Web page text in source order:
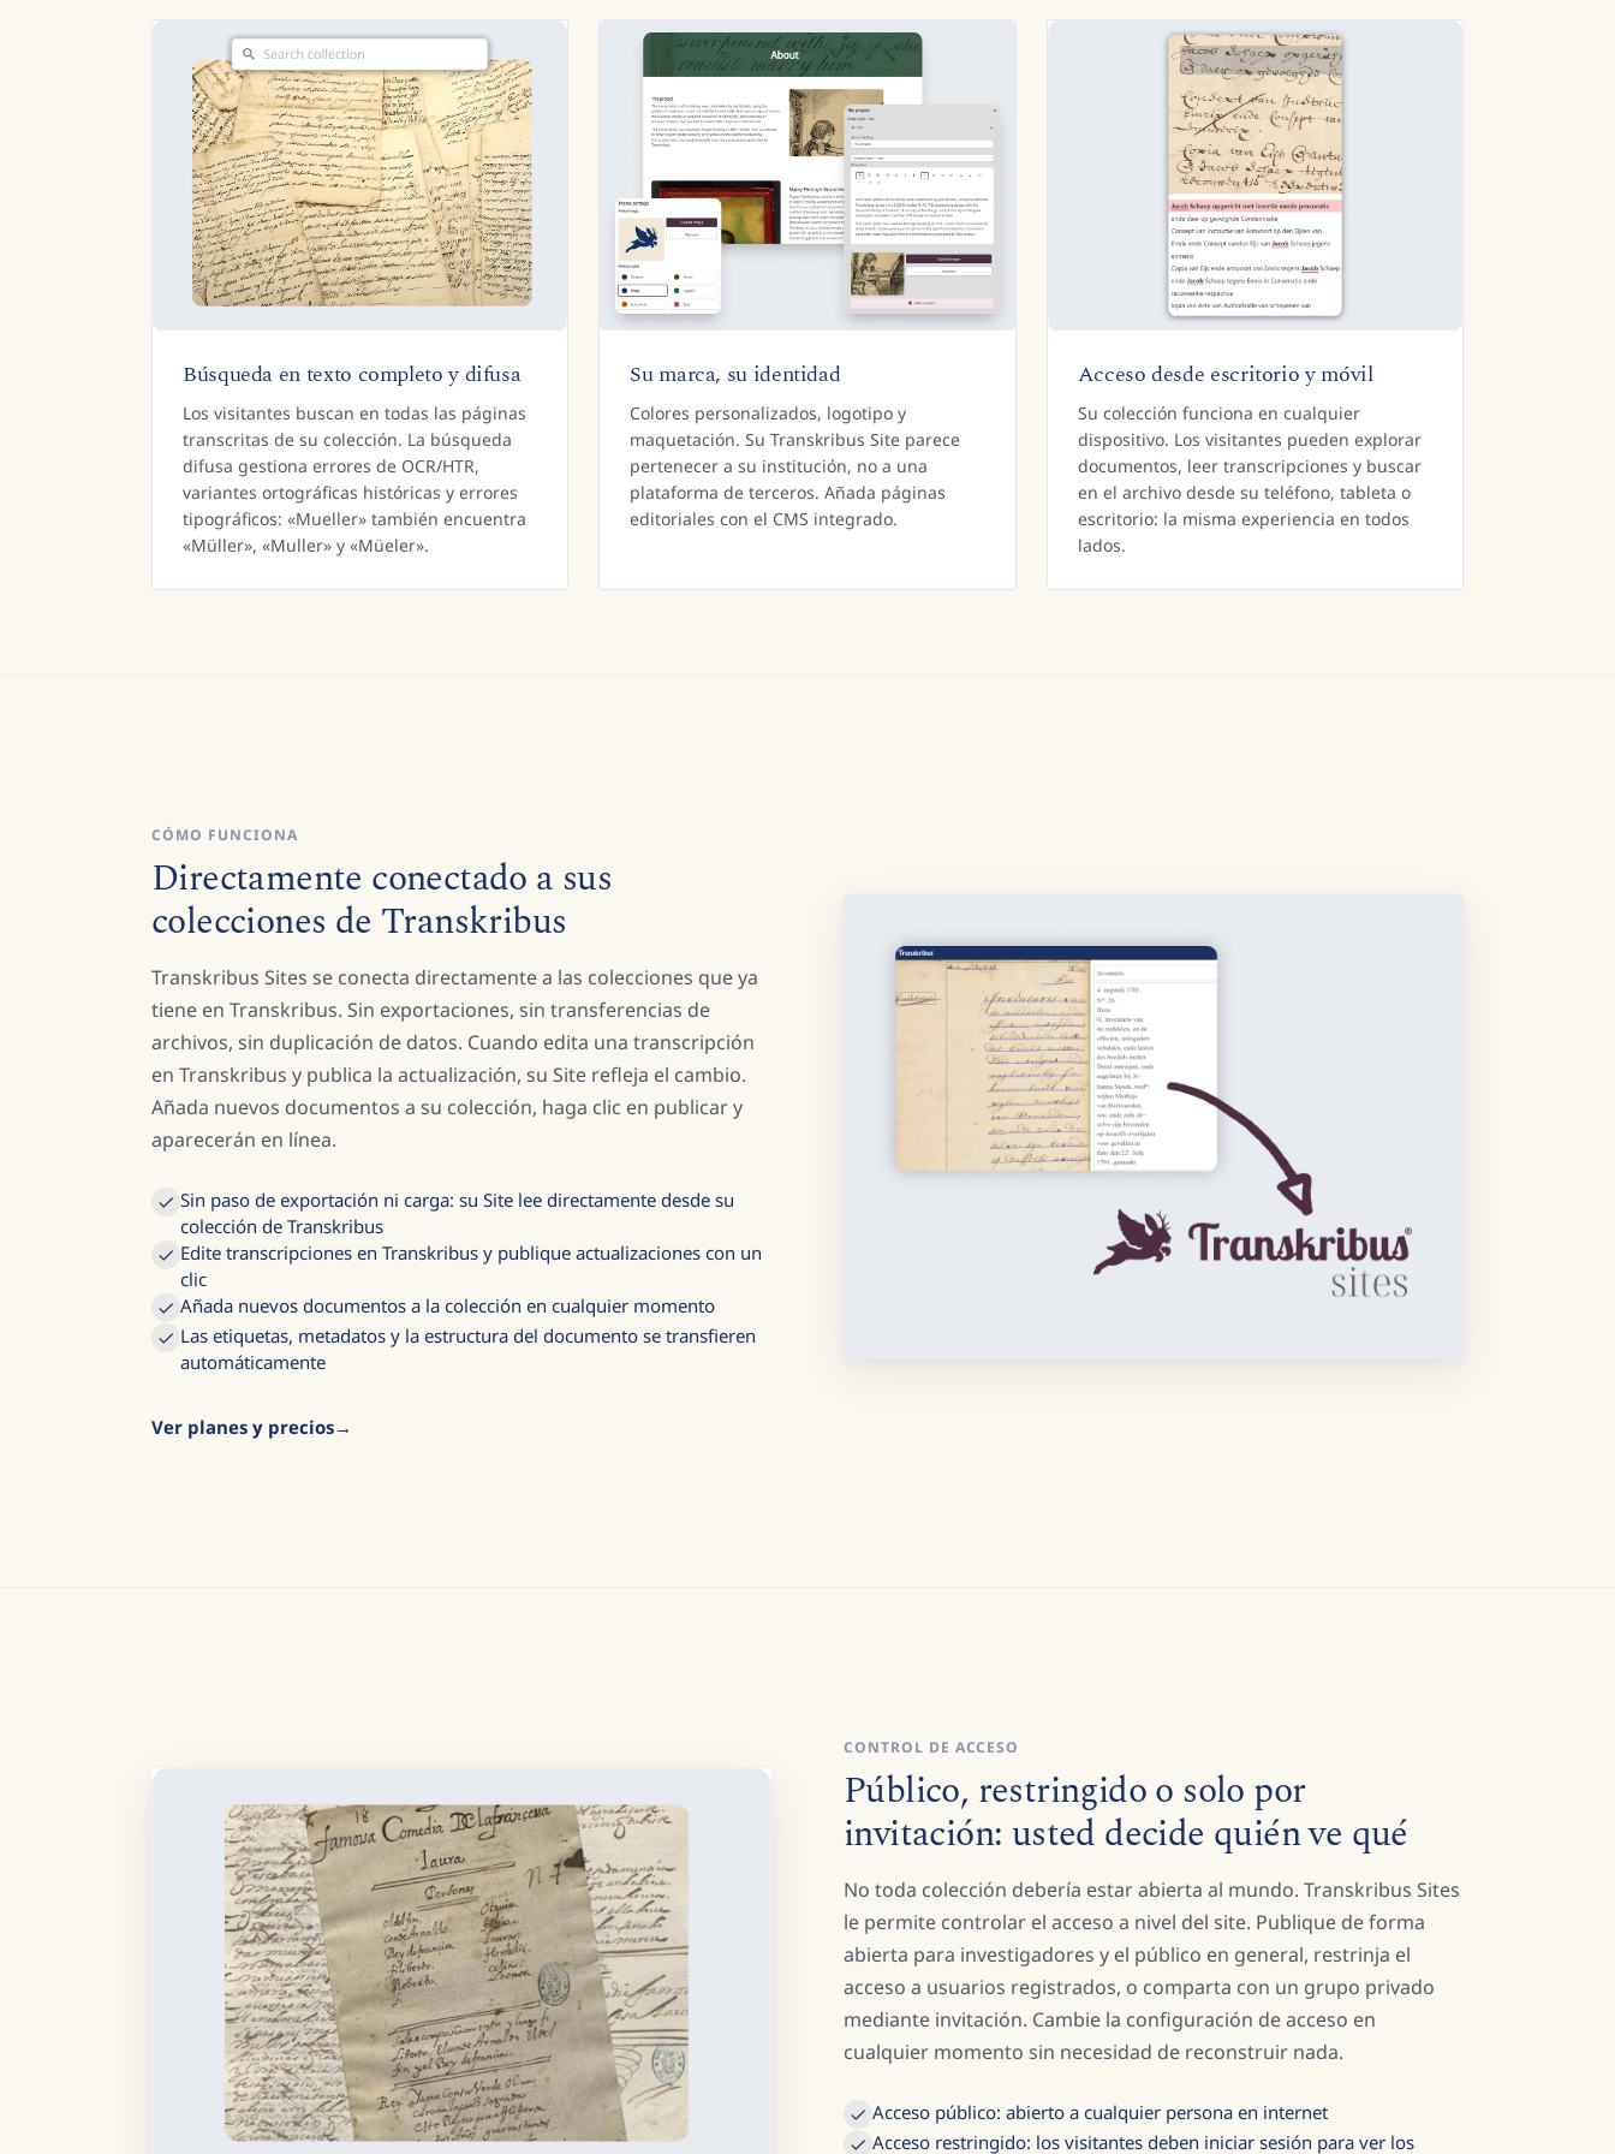
Búsqueda en texto completo y difusa
Los visitantes buscan en todas las páginas
transcritas de su colección. La búsqueda
difusa gestiona errores de OCR/HTR,
variantes ortográficas históricas y errores
tipográficos: «Mueller» también encuentra
«Müller», «Muller» y «Müeler».
Su marca, su identidad
Colores personalizados, logotipo y
maquetación. Su Transkribus Site parece
pertenecer a su institución, no a una
plataforma de terceros. Añada páginas
editoriales con el CMS integrado.
Acceso desde escritorio y móvil
Su colección funciona en cualquier
dispositivo. Los visitantes pueden explorar
documentos, leer transcripciones y buscar
en el archivo desde su teléfono, tableta o
escritorio: la misma experiencia en todos
lados.
CÓMO FUNCIONA
Directamente conectado a sus
colecciones de Transkribus
Transkribus Sites se conecta directamente a las colecciones que ya
tiene en Transkribus. Sin exportaciones, sin transferencias de
archivos, sin duplicación de datos. Cuando edita una transcripción
en Transkribus y publica la actualización, su Site refleja el cambio.
Añada nuevos documentos a su colección, haga clic en publicar y
aparecerán en línea.
Sin paso de exportación ni carga: su Site lee directamente desde su
colección de Transkribus
Edite transcripciones en Transkribus y publique actualizaciones con un
clic
Añada nuevos documentos a la colección en cualquier momento
Las etiquetas, metadatos y la estructura del documento se transfieren
automáticamente
Ver planes y precios
CONTROL DE ACCESO
Público, restringido o solo por
invitación: usted decide quién ve qué
No toda colección debería estar abierta al mundo. Transkribus Sites
le permite controlar el acceso a nivel del site. Publique de forma
abierta para investigadores y el público en general, restrinja el
acceso a usuarios registrados, o comparta con un grupo privado
mediante invitación. Cambie la configuración de acceso en
cualquier momento sin necesidad de reconstruir nada.
Acceso público: abierto a cualquier persona en internet
Acceso restringido: los visitantes deben iniciar sesión para ver los